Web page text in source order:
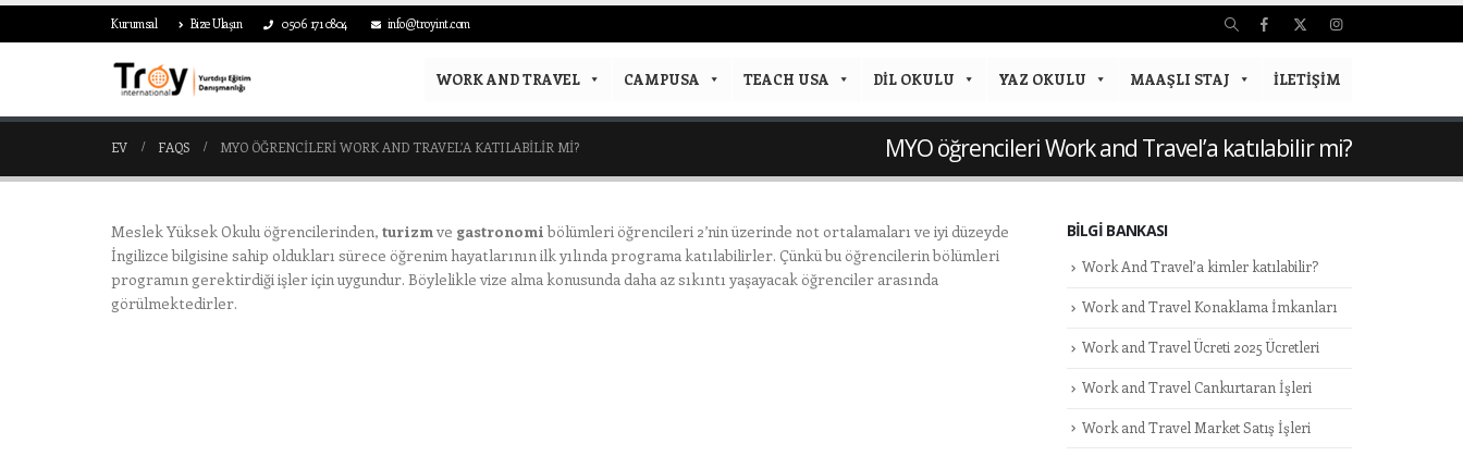
Kurumsal Bize Ulaşın 0506 171 0804 info@troyint.com
WORK AND TRAVEL CAMPUSA TEACH USA DIL OKULU YAZ OKULU MAAŞLI STAJ İLETIŞIM
MYO öğrencileri Work and Travel’a katılabilir mi?
EV FAQS MYO ÖĞRENCILERI WORK AND TRAVEL’A KATILABILIR MI?
Meslek Yüksek Okulu öğrencilerinden, turizmve gastronomibölümleri öğrencileri 2’nin üzerinde not ortalamaları ve iyi düzeyde
İngilizce bilgisine sahip oldukları sürece öğrenim hayatlarının ilk yılında programa katılabilirler. Çünkü bu öğrencilerin bölümleri
programın gerektirdiği işler için uygundur. Böylelikle vize alma konusunda daha az sıkıntı yaşayacak öğrenciler arasında
görülmektedirler.
BILGI BANKASI
Work And Travel’a kimler katılabilir?
Work and Travel Konaklama İmkanları
Work and Travel Ücreti 2025 Ücretleri
Work and Travel Cankurtaran İşleri
Work and Travel Market Satış İşleri